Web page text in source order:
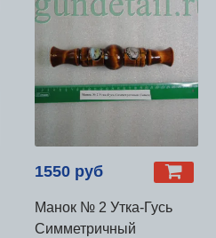
1550 руб
Манок № 2 Утка-Гусь
Симметричный